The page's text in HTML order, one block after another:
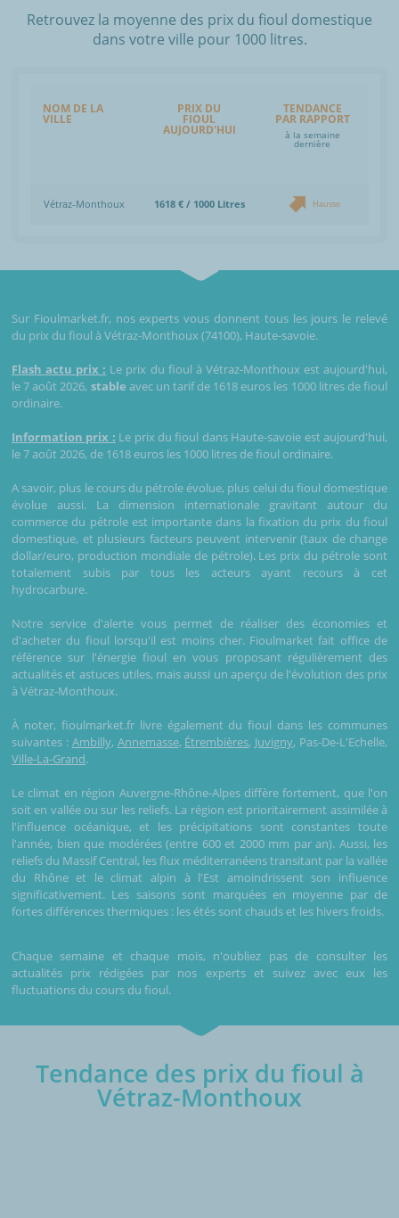
Retrouvez la moyenne des prix du fioul domestique
dans votre ville pour 1000 litres.
NOM DE LA
VILLE
PRIX DU
FIOUL
AUJOURD'HUI
TENDANCE
PAR RAPPORT
à la semaine
dernière
Vétraz-Monthoux 1618 € / 1000 Litres Hausse
Sur Fioulmarket.fr, nos experts vous donnent tous les jours le relevé
du prix du fioul à Vétraz-Monthoux (74100), Haute-savoie.
Flash actu prix : Le prix du fioul à Vétraz-Monthoux est aujourd'hui,
le 7 août 2026, stable avec un tarif de 1618 euros les 1000 litres de fioul
ordinaire.
Information prix : Le prix du fioul dans Haute-savoie est aujourd'hui,
le 7 août 2026, de 1618 euros les 1000 litres de fioul ordinaire.
A savoir, plus le cours du pétrole évolue, plus celui du fioul domestique
évolue aussi. La dimension internationale gravitant autour du
commerce du pétrole est importante dans la fixation du prix du fioul
domestique, et plusieurs facteurs peuvent intervenir (taux de change
dollar/euro, production mondiale de pétrole). Les prix du pétrole sont
totalement subis par tous les acteurs ayant recours à cet
hydrocarbure.
Notre service d'alerte vous permet de réaliser des économies et
d'acheter du fioul lorsqu'il est moins cher. Fioulmarket fait office de
référence sur l'énergie fioul en vous proposant régulièrement des
actualités et astuces utiles, mais aussi un aperçu de l'évolution des prix
à Vétraz-Monthoux.
À noter, fioulmarket.fr livre également du fioul dans les communes
suivantes : Ambilly, Annemasse, Étrembières, Juvigny, Pas-De-L'Echelle,
Ville-La-Grand.
Le climat en région Auvergne-Rhône-Alpes diffère fortement, que l'on
soit en vallée ou sur les reliefs. La région est prioritairement assimilée à
l'influence océanique, et les précipitations sont constantes toute
l'année, bien que modérées (entre 600 et 2000 mm par an). Aussi, les
reliefs du Massif Central, les flux méditerranéens transitant par la vallée
du Rhône et le climat alpin à l'Est amoindrissent son influence
significativement. Les saisons sont marquées en moyenne par de
fortes différences thermiques : les étés sont chauds et les hivers froids.
Chaque semaine et chaque mois, n'oubliez pas de consulter les
actualités prix rédigées par nos experts et suivez avec eux les
fluctuations du cours du fioul.
Tendance des prix du fioul à
Vétraz-Monthoux